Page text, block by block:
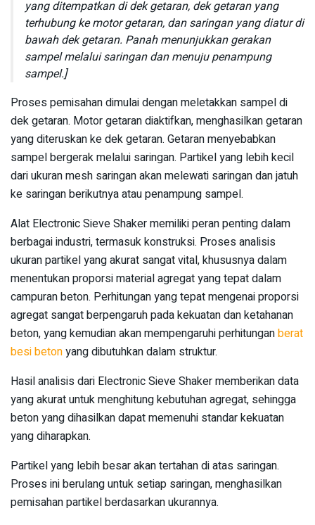
yang ditempatkan di dek getaran, dek getaran yang
terhubung ke motor getaran, dan saringan yang diatur di
bawah dek getaran. Panah menunjukkan gerakan
sampel melalui saringan dan menuju penampung
sampel.]
Proses pemisahan dimulai dengan meletakkan sampel di
dek getaran. Motor getaran diaktifkan, menghasilkan getaran
yang diteruskan ke dek getaran. Getaran menyebabkan
sampel bergerak melalui saringan. Partikel yang lebih kecil
dari ukuran mesh saringan akan melewati saringan dan jatuh
ke saringan berikutnya atau penampung sampel.
Alat Electronic Sieve Shaker memiliki peran penting dalam
berbagai industri, termasuk konstruksi. Proses analisis
ukuran partikel yang akurat sangat vital, khususnya dalam
menentukan proporsi material agregat yang tepat dalam
campuran beton. Perhitungan yang tepat mengenai proporsi
agregat sangat berpengaruh pada kekuatan dan ketahanan
beton, yang kemudian akan mempengaruhi perhitunganberat
besi betonyang dibutuhkan dalam struktur.
Hasil analisis dari Electronic Sieve Shaker memberikan data
yang akurat untuk menghitung kebutuhan agregat, sehingga
beton yang dihasilkan dapat memenuhi standar kekuatan
yang diharapkan.
Partikel yang lebih besar akan tertahan di atas saringan.
Proses ini berulang untuk setiap saringan, menghasilkan
pemisahan partikel berdasarkan ukurannya.